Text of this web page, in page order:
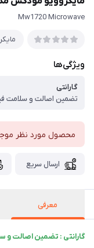
Mw1720 Microwave
ویژگی‌ها
گارانتی
تضمین اصالت و سلامت
محصول مورد نظر
ارسال سریع
معرفی
گارانتی : تضمین اصالت و